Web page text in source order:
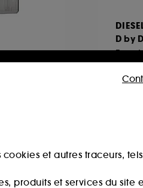
D by
Eau
et autres traceurs,
produits et services du site